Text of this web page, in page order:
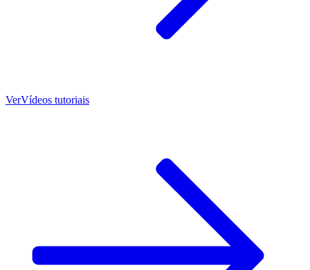
VerVídeos tutoriais